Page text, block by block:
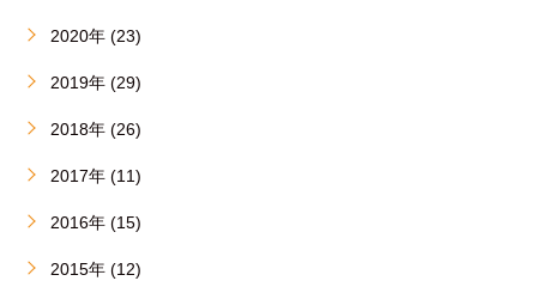
2020年 (23)
2019年 (29)
2018年 (26)
2017年 (11)
2016年 (15)
2015年 (12)